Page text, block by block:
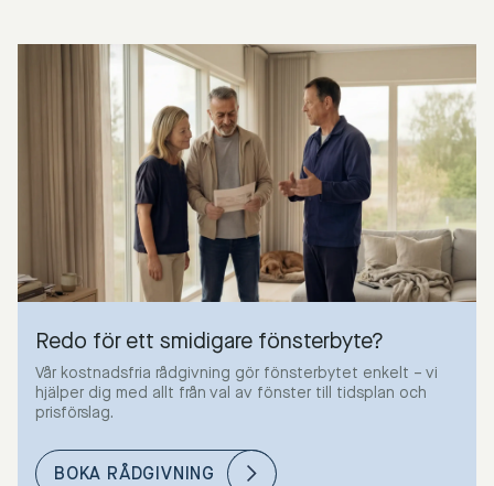
Redo för ett smidigare fönsterbyte?
Vår kostnadsfria rådgivning gör fönsterbytet enkelt – vi
hjälper dig med allt från val av fönster till tidsplan och
prisförslag.
BOKA RÅDGIVNING